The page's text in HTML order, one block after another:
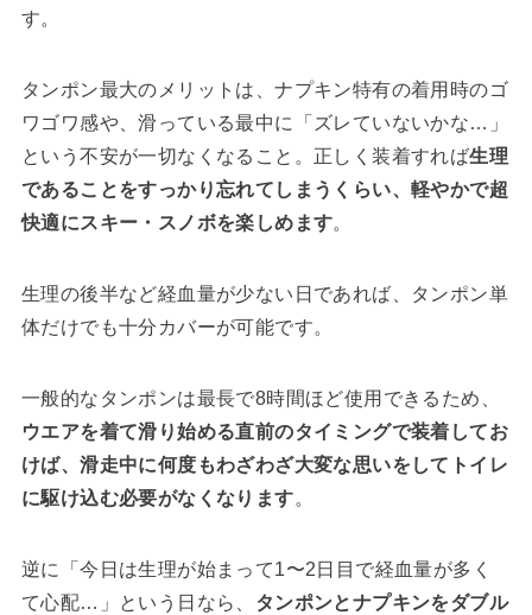
す。
タンポン最大のメリットは、ナプキン特有の着用時のゴ
ワゴワ感や、滑っている最中に「ズレていないかな…」
という不安が一切なくなること。正しく装着すれば生理
であることをすっかり忘れてしまうくらい、軽やかで超
快適にスキー・スノボを楽しめます。
生理の後半など経血量が少ない日であれば、タンポン単
体だけでも十分カバーが可能です。
一般的なタンポンは最長で8時間ほど使用できるため、
ウエアを着て滑り始める直前のタイミングで装着してお
けば、滑走中に何度もわざわざ大変な思いをしてトイレ
に駆け込む必要がなくなります。
逆に「今日は生理が始まって1〜2日目で経血量が多く
て心配…」という日なら、 タンポンとナプキンをダブル